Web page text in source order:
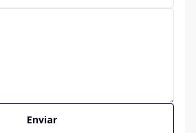
Enviar